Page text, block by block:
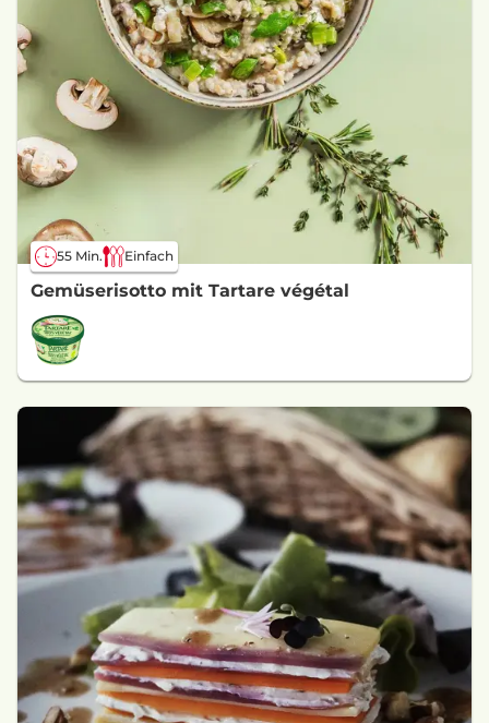
55 Min. Einfach
Gemüserisotto mit Tartare végétal